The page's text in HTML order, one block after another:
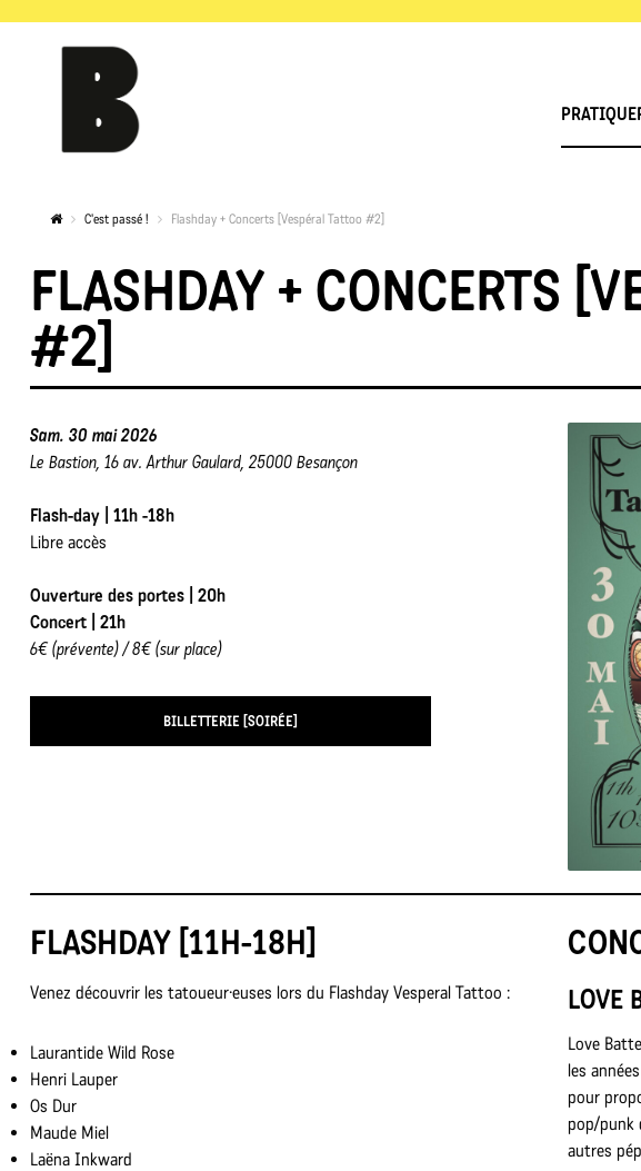
C'est passé ! Flashday + Concerts [Vespéral Tattoo #2]
FLASHDAY + CONCERTS
#2]
Sam. 30 mai 2026
Le Bastion, 16 av. Arthur Gaulard, 25000 Besançon
Flash-day | 11h -18h
Libre accès
Ouverture des portes | 20h
Concert | 21h
6€ (prévente) / 8€ (sur place)
BILLETTERIE [SOIRÉE]
FLASHDAY [11H-18H]
Venez découvrir les tatoueur·euses lors du Flashday Vesperal Tattoo :
Laurantide Wild Rose
Henri Lauper
Os Dur
Maude Miel
Laëna Inkward
LOVE
Love
les
pour
pop/punk
autres